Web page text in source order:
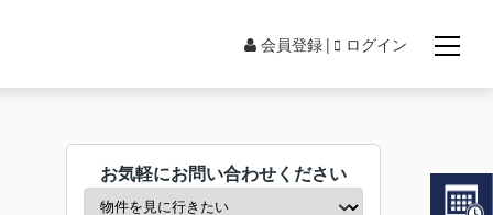
会員登録 ログイン
お気軽にお問い合わせください